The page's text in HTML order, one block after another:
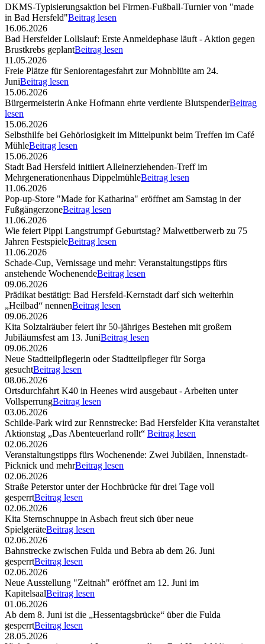
DKMS-Typisierungsaktion bei Firmen-Fußball-Turnier von "made
in Bad Hersfeld"Beitrag lesen
16.06.2026
Bad Hersfelder Lollslauf: Erste Anmeldephase läuft - Aktion gegen
Brustkrebs geplantBeitrag lesen
11.05.2026
Freie Plätze für Seniorentagesfahrt zur Mohnblüte am 24.
JuniBeitrag lesen
15.06.2026
Bürgermeisterin Anke Hofmann ehrte verdiente BlutspenderBeitrag
lesen
15.06.2026
Selbsthilfe bei Gehörlosigkeit im Mittelpunkt beim Treffen im Café
MühleBeitrag lesen
15.06.2026
Stadt Bad Hersfeld initiiert Alleinerziehenden-Treff im
Mehrgenerationenhaus DippelmühleBeitrag lesen
11.06.2026
Pop-up-Store "Made for Katharina" eröffnet am Samstag in der
FußgängerzoneBeitrag lesen
11.06.2026
Wie feiert Pippi Langstrumpf Geburtstag? Malwettberwerb zu 75
Jahren FestspieleBeitrag lesen
11.06.2026
Schade-Cup, Vernissage und mehr: Veranstaltungstipps fürs
anstehende WochenendeBeitrag lesen
09.06.2026
Prädikat bestätigt: Bad Hersfeld-Kernstadt darf sich weiterhin
„Heilbad“ nennenBeitrag lesen
09.06.2026
Kita Solztalräuber feiert ihr 50-jähriges Bestehen mit großem
Jubiläumsfest am 13. JuniBeitrag lesen
09.06.2026
Neue Stadtteilpflegerin oder Stadtteilpfleger für Sorga
gesuchtBeitrag lesen
08.06.2026
Ortsdurchfahrt K40 in Heenes wird ausgebaut - Arbeiten unter
VollsperrungBeitrag lesen
03.06.2026
Schilde-Park wird zur Rennstrecke: Bad Hersfelder Kita veranstaltet
Aktionstag „Das Abenteuerland rollt“ Beitrag lesen
02.06.2026
Veranstaltungstipps fürs Wochenende: Zwei Jubiläen, Innenstadt-
Picknick und mehrBeitrag lesen
02.06.2026
Straße Peterstor unter der Hochbrücke für drei Tage voll
gesperrtBeitrag lesen
02.06.2026
Kita Sternschnuppe in Asbach freut sich über neue
SpielgeräteBeitrag lesen
02.06.2026
Bahnstrecke zwischen Fulda und Bebra ab dem 26. Juni
gesperrtBeitrag lesen
02.06.2026
Neue Ausstellung "Zeitnah" eröffnet am 12. Juni im
KapitelsaalBeitrag lesen
01.06.2026
Ab dem 8. Juni ist die „Hessentagsbrücke“ über die Fulda
gesperrtBeitrag lesen
28.05.2026